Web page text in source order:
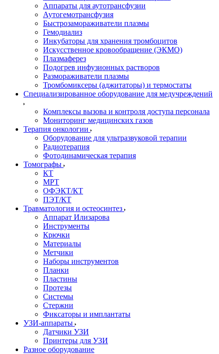
Аппараты для аутотрансфузии
Аутогемотрансфузия
Быстрозамораживатели плазмы
Гемодиализ
Инкубаторы для хранения тромбоцитов
Искусственное кровообращение (ЭКМО)
Плазмаферез
Подогрев инфузионных растворов
Размораживатели плазмы
Тромбомиксеры (аджитаторы) и термостаты
Специализированное оборудование для медучреждений
Комплексы вызова и контроля доступа персонала
Мониторинг медицинских газов
Терапия онкологии
Оборудование для ультразвуковой терапии
Радиотерапия
Фотодинамическая терапия
Томографы
КТ
МРТ
ОФЭКТ/КТ
ПЭТ/КТ
Травматология и остеосинтез
Аппарат Илизарова
Инструменты
Крючки
Материалы
Метчики
Наборы инструментов
Планки
Пластины
Протезы
Системы
Стержни
Фиксаторы и имплантаты
УЗИ-аппараты
Датчики УЗИ
Принтеры для УЗИ
Разное оборудование